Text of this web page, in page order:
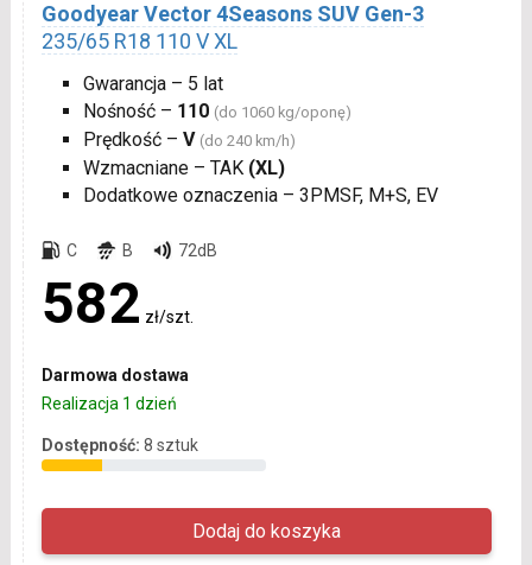
Goodyear Vector 4Seasons SUV Gen-3
235/65 R18 110 V XL
Gwarancja – 5 lat
Nośność – 110 (do 1060 kg/oponę)
Prędkość – V (do 240 km/h)
Wzmacniane – TAK (XL)
Dodatkowe oznaczenia – 3PMSF, M+S, EV
C B 72dB
582 zł/szt.
Darmowa dostawa
Realizacja 1 dzień
Dostępność: 8 sztuk